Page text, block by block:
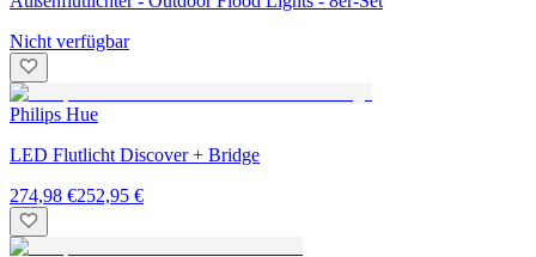
Nicht verfügbar
Philips Hue
LED Flutlicht Discover + Bridge
274,98 €252,95 €